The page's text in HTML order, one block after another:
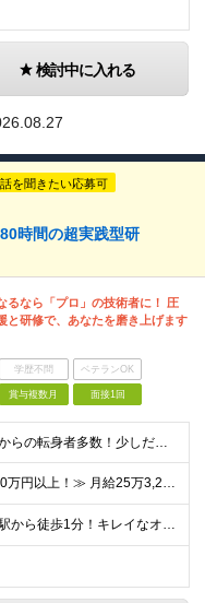
検討中に入れる
話を聞きたい応募可
時間の超実践型研
るなら「プロ」の技術者に！ 圧
と研修で、あなたを磨き上げます
学歴不問 ベテランOK
賞与複数月 面接1回
＜販売・サービス業からの転身者多数！少しだけ興味がある！話だけ聞いてみたい！…そんな方でも歓迎♪まずはお会いするところから始めましょう◎＞ ◆年齢30歳まで（若年層の長期キャリア形成のため） ◆大卒以
≪初年度想定年収380万円以上！≫ 月給25万3,220円～＋賞与年2回 ※上記金額には月20時間分(3万4,220円～)の見込み残業代を含み、超過した分は別途全額支給します。 ※経験やスキルを考慮
《本社は新宿三丁目駅から徒歩1分！キレイなオフィスです！》 【本社】 東京都新宿区新宿4-3-25 TOKYU REIT新宿ビル8F 【ラーニングセンター】 東京都渋谷区千駄ヶ谷5-32-10 南新